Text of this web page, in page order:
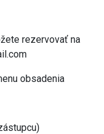
rezervovať na
obsadenia